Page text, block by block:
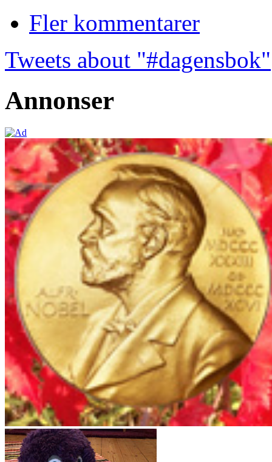
Fler kommentarer
Tweets about "#dagensbok"
Annonser